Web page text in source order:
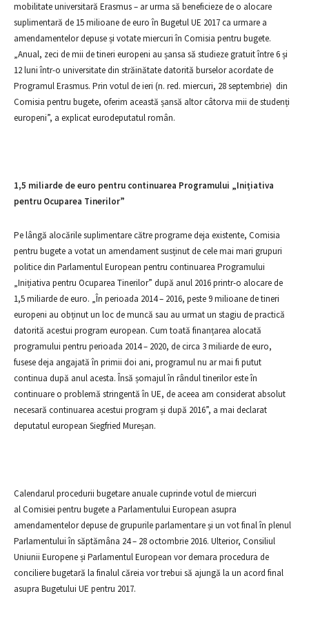
mobilitate universitară Erasmus – ar urma să beneficieze de o alocare
suplimentară de 15 milioane de euro în Bugetul UE 2017 ca urmare a
amendamentelor depuse și votate miercuri în Comisia pentru bugete.
„Anual, zeci de mii de tineri europeni au șansa să studieze gratuit între 6 și
12 luni într-o universitate din străinătate datorită burselor acordate de
Programul Erasmus. Prin votul de ieri (n. red. miercuri, 28 septembrie) din
Comisia pentru bugete, oferim această șansă altor câtorva mii de studenți
europeni”, a explicat eurodeputatul român.
1,5 miliarde de euro pentru continuarea Programului „Inițiativa
pentru Ocuparea Tinerilor”
Pe lângă alocările suplimentare către programe deja existente, Comisia
pentru bugete a votat un amendament susținut de cele mai mari grupuri
politice din Parlamentul European pentru continuarea Programului
„Inițiativa pentru Ocuparea Tinerilor” după anul 2016 printr-o alocare de
1,5 miliarde de euro. „În perioada 2014 – 2016, peste 9 milioane de tineri
europeni au obținut un loc de muncă sau au urmat un stagiu de practică
datorită acestui program european. Cum toată finanțarea alocată
programului pentru perioada 2014 – 2020, de circa 3 miliarde de euro,
fusese deja angajată în primii doi ani, programul nu ar mai fi putut
continua după anul acesta. Însă șomajul în rândul tinerilor este în
continuare o problemă stringentă în UE, de aceea am considerat absolut
necesară continuarea acestui program și după 2016”, a mai declarat
deputatul european Siegfried Mureșan.
Calendarul procedurii bugetare anuale cuprinde votul de miercuri
al Comisiei pentru bugete a Parlamentului European asupra
amendamentelor depuse de grupurile parlamentare și un vot final în plenul
Parlamentului în săptămâna 24 – 28 octombrie 2016. Ulterior, Consiliul
Uniunii Europene și Parlamentul European vor demara procedura de
conciliere bugetară la finalul căreia vor trebui să ajungă la un acord final
asupra Bugetului UE pentru 2017.